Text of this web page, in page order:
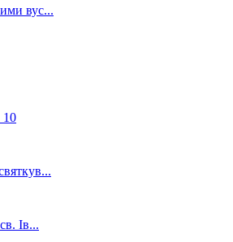
вус...
10
Ів...